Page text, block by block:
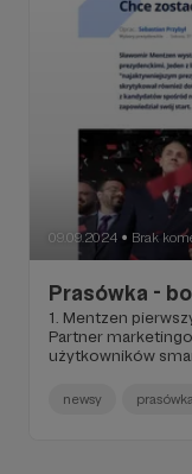
09.09.2024 ● Brak
Prasówka -
1. Mentzen
Partner
użytkowników
BRICKS (ale wciąż
Cargo składa
newsy